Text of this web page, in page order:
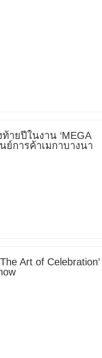
ายปีในงาน ‘MEGA
ย์การค้าเมกาบางนา
Art of Celebration’